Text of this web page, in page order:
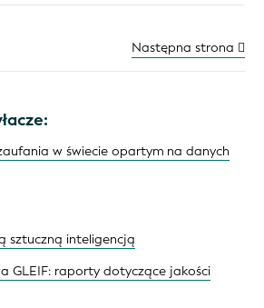
Następna strona
w świecie opartym na danych
sztuczną inteligencją
GLEIF: raporty dotyczące jakości